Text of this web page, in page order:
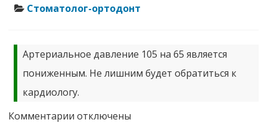
Стоматолог-ортодонт
Артериальное давление 105 на 65 является
пониженным. Не лишним будет обратиться к
кардиологу.
Комментарии котключены